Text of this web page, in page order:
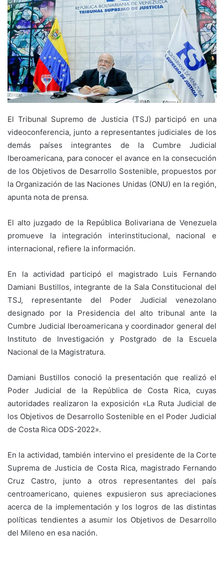
El Tribunal Supremo de Justicia (TSJ) participó en una
videoconferencia, junto a representantes judiciales de los
demás países integrantes de la Cumbre Judicial
Iberoamericana, para conocer el avance en la consecución
de los Objetivos de Desarrollo Sostenible, propuestos por
la Organización de las Naciones Unidas (ONU) en la región,
apunta nota de prensa.
El alto juzgado de la República Bolivariana de Venezuela
promueve la integración interinstitucional, nacional e
internacional, refiere la información.
En la actividad participó el magistrado Luis Fernando
Damiani Bustillos, integrante de la Sala Constitucional del
TSJ, representante del Poder Judicial venezolano
designado por la Presidencia del alto tribunal ante la
Cumbre Judicial Iberoamericana y coordinador general del
Instituto de Investigación y Postgrado de la Escuela
Nacional de la Magistratura.
Damiani Bustillos conoció la presentación que realizó el
Poder Judicial de la República de Costa Rica, cuyas
autoridades realizaron la exposición «La Ruta Judicial de
los Objetivos de Desarrollo Sostenible en el Poder Judicial
de Costa Rica ODS-2022».
En la actividad, también intervino el presidente de la Corte
Suprema de Justicia de Costa Rica, magistrado Fernando
Cruz Castro, junto a otros representantes del país
centroamericano, quienes expusieron sus apreciaciones
acerca de la implementación y los logros de las distintas
políticas tendientes a asumir los Objetivos de Desarrollo
del Mileno en esa nación.